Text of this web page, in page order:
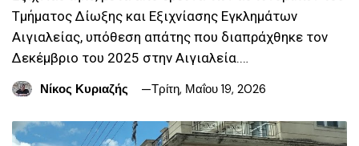
Τμήματος Δίωξης και Εξιχνίασης Εγκλημάτων
Αιγιαλείας, υπόθεση απάτης που διαπράχθηκε τον
Δεκέμβριο του 2025 στην Αιγιαλεία.…
Νίκος Κυριαζής
Τρίτη, Μαΐου 19, 2026